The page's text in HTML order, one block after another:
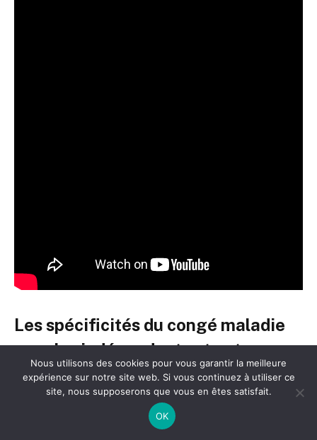
Les spécificités du congé maladie
pour les indépendants et auto-
entrepreneurs
Si les salariés bénéficient d’une prise en charge
classique via la Sécurité sociale, la situation des
Nous utilisons des cookies pour vous garantir la meilleure
expérience sur notre site web. Si vous continuez à utiliser ce
site, nous supposerons que vous en êtes satisfait.
OK